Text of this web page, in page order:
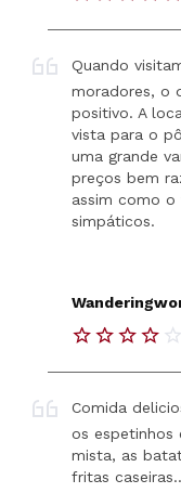
Quando
moradores, o
positivo. A
vista para o
uma grande
preços bem
assim como o
simpáticos.
Comida
os
mista, as
fritas